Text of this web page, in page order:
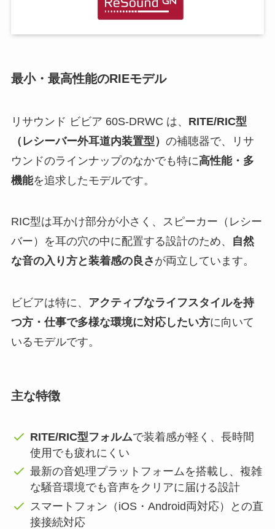
最小・最高性能のRIEモデル
リサウンド ビビア 60S-DRWC は、 RITE/RIC型
（レシーバー外耳道内装置型） の補聴器で、リサ
ウンドのラインナップのなかでも特に高性能・多
機能を追求したモデルです。
RIC型は耳かけ部分が小さく、スピーカー（レシー
バー）を耳の穴の中に配置する設計のため、
自然
な音の入り方と装着感の良さ が両立しています。
ビビアは特に、 アクティブなライフスタイルを持
つ方・仕事で多様な環境に対応したい方に向いて
いるモデルです。
主な特徴
RITE/RIC型フォルムで装着感が軽く、長時間
使用でも疲れにくい
最新の音処理プラットフォームを搭載し、複雑
な騒音環境でも音声をクリアに届ける設計
スマートフォン（iOS・Android両対応）との直
接接続対応